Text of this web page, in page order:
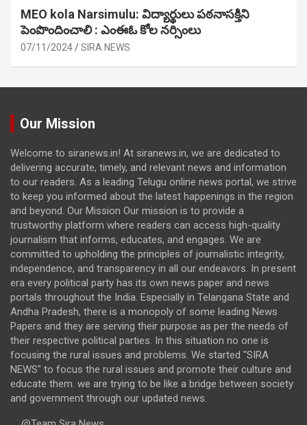
MEO kola Narsimulu: విద్యార్థులు పఠ‌నాసక్తిని
పెంపొందించాలి : ఎంఈఓ కోల నర్సింలు
07/11/2024 SIRA NEWS
Our Mission
Welcome to siranews.in! At siranews.in, we are dedicated to
delivering accurate, timely, and relevant news and information
to our readers. As a leading Telugu online news portal, we strive
to keep you informed about the latest happenings in the region
and beyond. Our Mission Our mission is to provide a
trustworthy platform where readers can access high-quality
journalism that informs, educates, and engages. We are
committed to upholding the principles of journalistic integrity,
independence, and transparency in all our endeavors. In present
era every political party has its own news paper and news
portals throughout the India. Especially in Telangana State and
Andha Pradesh, there is a monopoly of some leading News
Papers and they are serving their purpose as per the needs of
their respective political parties. In this situation no one is
focusing the rural issues and problems. We started "SIRA
NEWS" to focus the rural issues and promote their culture and
educate them. we are trying to be like a bridge between society
and government through our updated news.